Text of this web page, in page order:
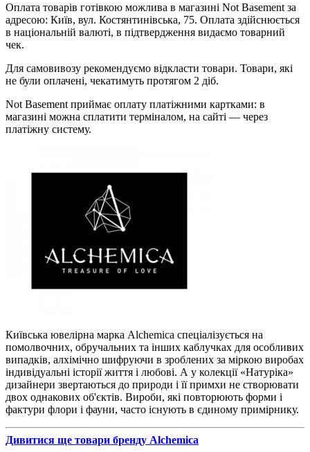
Оплата товарів готівкою можлива в магазині Not Basement за
адресою: Київ, вул. Костянтинівська, 75. Оплата здійснюється
в національній валюті, в підтвердження видаємо товарний
чек.
Для самовивозу рекомендуємо відкласти товари. Товари, які
не були оплачені, чекатимуть протягом 2 діб.
Not Basement приймає оплату платіжними картками: в
магазині можна сплатити терміналом, на сайті — через
платіжну систему.
Київська ювелірна марка Alchemica спеціалізується на
помолвочних, обручальних та інших каблучках для особливих
випадків, алхімічно шифруючи в зроблених за міркою виробах
індивідуальні історії життя і любові. А у колекції «Натуріка»
дизайнери звертаються до природи і її примхи не створювати
двох однакових об'єктів. Вироби, які повторюють форми і
фактури флори і фауни, часто існують в єдиному примірнику.
Дивитися ще товари бренду Alchemica